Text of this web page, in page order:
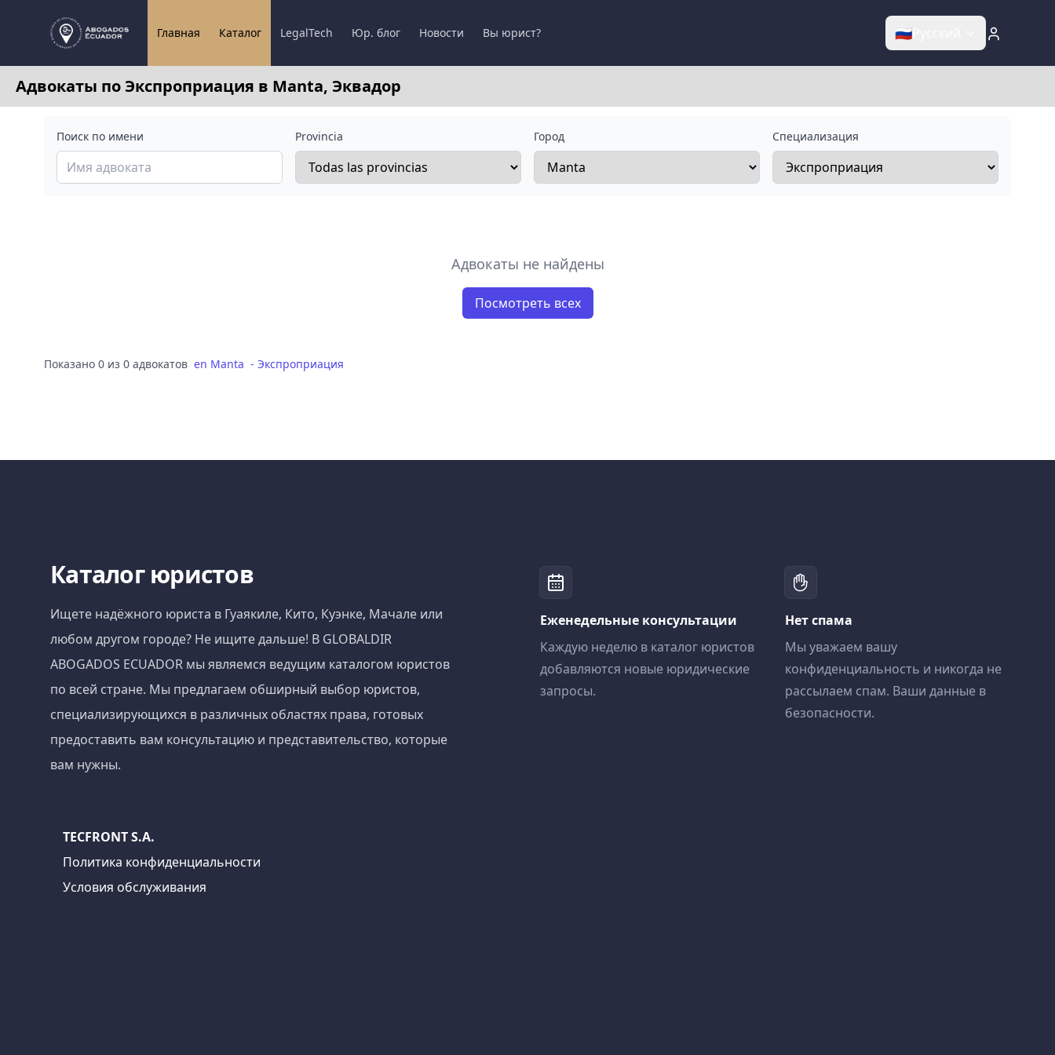
Главная Каталог LegalTech Юр. блог Новости Вы юрист? 🇷🇺
Адвокаты по Экспроприация в Manta, Эквадор
Поиск по имени Provincia Город Специализация
Адвокаты не найдены
Посмотреть всех
Показано 0 из 0 адвокатов en Manta - Экспроприация
Каталог юристов
Ищете надёжного юриста в Гуаякиле, Кито, Куэнке, Мачале или
любом другом городе? Не ищите дальше! В GLOBALDIR
ABOGADOS ECUADOR мы являемся ведущим каталогом юристов
по всей стране. Мы предлагаем обширный выбор юристов,
специализирующихся в различных областях права, готовых
предоставить вам консультацию и представительство, которые
вам нужны.
Еженедельные консультации
Каждую неделю в каталог юристов
добавляются новые юридические
запросы.
Нет спама
Мы уважаем вашу
конфиденциальность и никогда не
рассылаем спам. Ваши данные в
безопасности.
TECFRONT S.A.
Политика конфиденциальности
Условия обслуживания